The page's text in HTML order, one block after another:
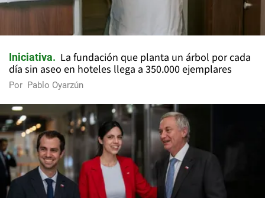
Iniciativa
La fundación que planta un árbol por cada
día sin aseo en hoteles llega a 350.000 ejemplares
Por Pablo Oyarzún